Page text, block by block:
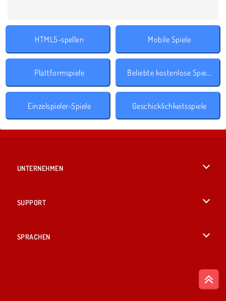
HTML5-spellen Mobile Spiele
Plattformspiele Beliebte kostenlose Spiele
Einzelspieler-Spiele Geschicklichkeitsspiele
UNTERNEHMEN
SUPPORT
SPRACHEN